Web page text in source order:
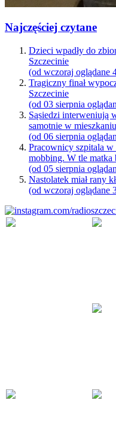
Najczęściej czytane
Dzieci wpadły do
Szczecinie
(od wczoraj oglądane
Tragiczny finał
Szczecinie
(od 03 sierpnia
Sąsiedzi interweniują
samotnie w mieszkaniu
(od 06 sierpnia
Pracownicy szpitala
mobbing. W tle
(od 05 sierpnia
Nastolatek miał rany
(od wczoraj oglądane